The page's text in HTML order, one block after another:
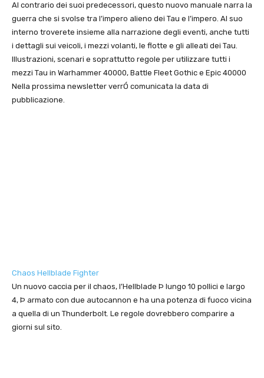
Al contrario dei suoi predecessori, questo nuovo manuale narra la
guerra che si svolse tra l’impero alieno dei Tau e l’impero. Al suo
interno troverete insieme alla narrazione degli eventi, anche tutti
i dettagli sui veicoli, i mezzi volanti, le flotte e gli alleati dei Tau.
Illustrazioni, scenari e soprattutto regole per utilizzare tutti i
mezzi Tau in Warhammer 40000, Battle Fleet Gothic e Epic 40000
Nella prossima newsletter verrÓ comunicata la data di
pubblicazione.
Chaos Hellblade Fighter
Un nuovo caccia per il chaos, l’Hellblade Þ lungo 10 pollici e largo
4, Þ armato con due autocannon e ha una potenza di fuoco vicina
a quella di un Thunderbolt. Le regole dovrebbero comparire a
giorni sul sito.